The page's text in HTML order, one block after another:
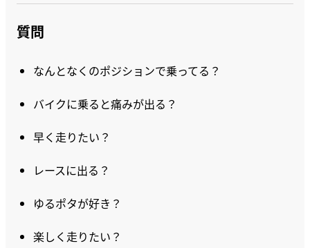
質問
なんとなくのポジションで乗ってる？
バイクに乗ると痛みが出る？
早く走りたい？
レースに出る？
ゆるポタが好き？
楽しく走りたい？